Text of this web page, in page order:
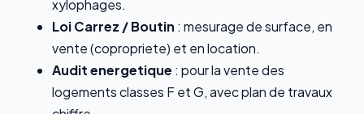
xylophages.
Loi Carrez / Boutin : mesurage de surface, en
vente (copropriete) et en location.
Audit energetique : pour la vente des
logements classes F et G, avec plan de travaux